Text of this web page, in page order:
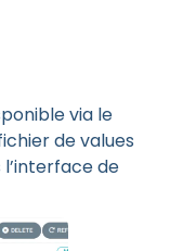
via le
de values
de